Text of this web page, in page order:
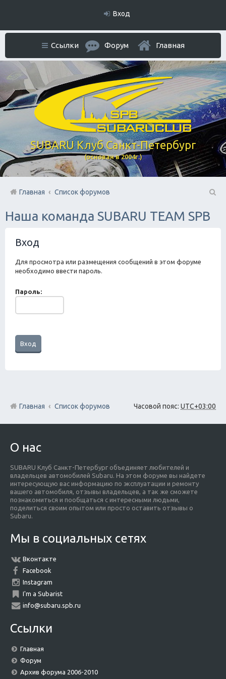
Вход
SUBARU Клуб Санкт-Петербург
(основан в 2004г.)
Ссылки Форум Главная
Главная
Список форумов
ои
Наша команда SUBARU TEAM SPB
Вход
Для просмотра или размещения сообщений в этом форуме
необходимо ввести пароль.
Пароль:
Часовой пояс: UTC+03:00
Главная Список форумов
О нас
SUBARU Клуб Санкт-Петербург объединяет любителей и
владельцев автомобилей Subaru. На этом форуме вы найдете
интересующую вас информацию по эксплуатации и ремонту
вашего автомобиля, отзывы владельцев, а так же сможете
познакомиться и пообщаться с интересными людьми,
поделиться своим опытом или просто оставить отзывы о
Subaru.
Мы в социальных сетях
Вконтакте
Facebook
Instagram
I'm a Subarist
info@subaru.spb.ru
Ссылки
Главная
Форум
Архив форума 2006-2010